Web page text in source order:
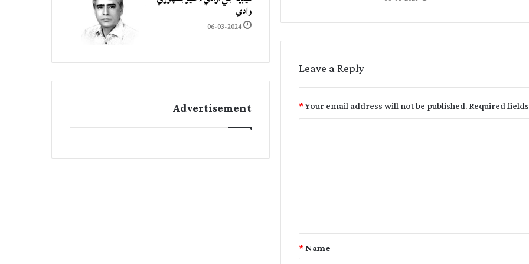
Leave a Reply
Your email address will not be published.Required
*
Name
*
وادي
06-03-2024
Advertisement